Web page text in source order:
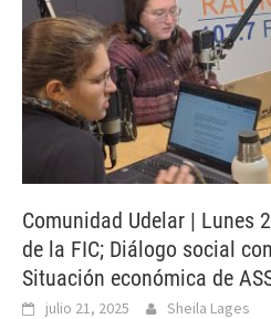
Comunidad Udelar | Lunes
de la FIC; Diálogo social
Situación económica de
julio 21, 2025 Sheila Lages